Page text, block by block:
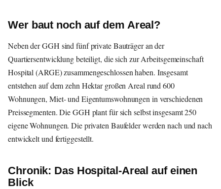
Wer baut noch auf dem Areal?
Neben der GGH sind fünf private Bauträger an der
Quartiersentwicklung beteiligt, die sich zur Arbeitsgemeinschaft
Hospital (ARGE) zusammengeschlossen haben. Insgesamt
entstehen auf dem zehn Hektar großen Areal rund 600
Wohnungen, Miet- und Eigentumswohnungen in verschiedenen
Preissegmenten. Die GGH plant für sich selbst insgesamt 250
eigene Wohnungen. Die privaten Baufelder werden nach und nach
entwickelt und fertiggestellt.
Chronik: Das Hospital-Areal auf einen
Blick